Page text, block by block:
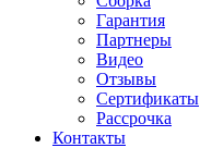
Гарантия
Партнеры
Видео
Отзывы
Сертификаты
Рассрочка
Контакты